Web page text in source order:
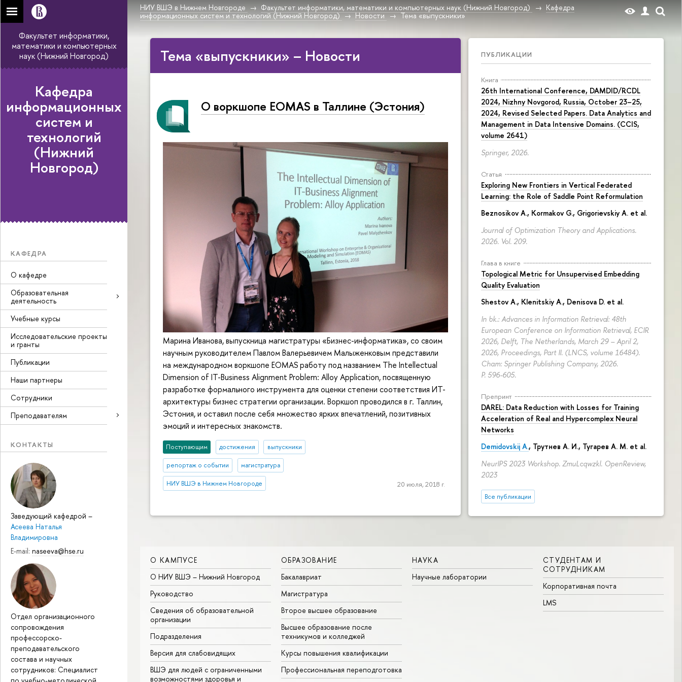
НИУ ВШЭ в Нижнем Новгороде Факультет информатики, математики и компьютерных наук (Нижний Новгород)
Кафедра
информационных систем и технологий (Нижний Новгород)
Новости Тема «выпускники»
Факультет информатики,
математики и компьютерных
наук (Нижний Новгород)
Кафедра
информационных
систем и
технологий
(Нижний
Новгород)
КАФЕДРА
О кафедре
Образовательная
деятельность
Учебные курсы
Исследовательские проекты
и гранты
Публикации
Наши партнеры
Сотрудники
Преподавателям
КОНТАКТЫ
Заведующий кафедрой –
Асеева Наталья
Владимировна
E-mail: naseeva@hse.ru
Отдел организационного
сопровождения
профессорско-
преподавательского
состава и научных
сотрудников: Специалист
по учебно-методической
ПУБЛИКАЦИИ
Книга
26th International Conference, DAMDID/RCDL
2024, Nizhny Novgorod, Russia, October 23–25,
2024, Revised Selected Papers. Data Analytics and
Management in Data Intensive Domains. (CCIS,
volume 2641)
Springer, 2026.
Статья
Exploring New Frontiers in Vertical Federated
Learning: the Role of Saddle Point Reformulation
Beznosikov A., Kormakov G., Grigorievskiy A. et al.
Journal of Optimization Theory and Applications.
2026. Vol. 209.
Глава в книге
Topological Metric for Unsupervised Embedding
Quality Evaluation
Shestov A., Klenitskiy A., Denisova D. et al.
In bk.: Advances in Information Retrieval: 48th
European Conference on Information Retrieval, ECIR
2026, Delft, The Netherlands, March 29 – April 2,
2026, Proceedings, Part II. (LNCS, volume 16484).
Cham: Springer Publishing Company, 2026.
P. 596-605.
Препринт
DAREL: Data Reduction with Losses for Training
Acceleration of Real and Hypercomplex Neural
Networks
Demidovskij A., Трутнев А. И., Тугарев А. М. et al.
NeurIPS 2023 Workshop. ZmuLcqwzkl. OpenReview,
2023
Все публикации
Тема «выпускники» – Новости
О воркшопе EOMAS в Таллине (Эстония)
Марина Иванова, выпускница магистратуры «Бизнес-информатика», со своим
научным руководителем Павлом Валерьевичем Малыженковым представили
на международном воркшопе EOMAS работу под названием The Intellectual
Dimension of IT-Business Alignment Problem: Alloy Application, посвященную
разработке формального инструмента для оценки степени соответствия ИТ-
архитектуры бизнес стратегии организации. Воркшоп проводился в г. Таллин,
Эстония, и оставил после себя множество ярких впечатлений, позитивных
эмоций и интересных знакомств.
Поступающим достижения выпускники
репортаж о событии магистратура
НИУ ВШЭ в Нижнем Новгороде 20 июля, 2018 г.
О КАМПУСЕ
О НИУ ВШЭ – Нижний Новгород
Руководство
Сведения об образовательной
организации
Подразделения
Версия для слабовидящих
ВШЭ для людей с ограниченными
возможностями здоровья и
ОБРАЗОВАНИЕ
Бакалавриат
Магистратура
Второе высшее образование
Высшее образование после
техникумов и колледжей
Курсы повышения квалификации
Профессиональная переподготовка
НАУКА
Научные лаборатории
СТУДЕНТАМ И
СОТРУДНИКАМ
Корпоративная почта
LMS